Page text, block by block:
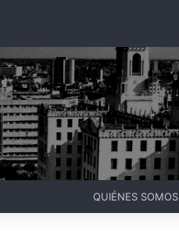
QUIÉNES SOMOS